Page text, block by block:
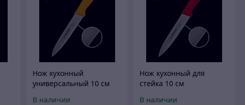
Нож кухонный
универсальный 10 см
В наличии
Нож кухонный для
стейка 10 см
В наличии